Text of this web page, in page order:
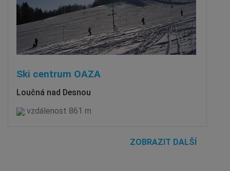
Ski centrum OAZA
Loučná nad Desnou
vzdálenost 861 m
ZOBRAZIT DALŠÍ